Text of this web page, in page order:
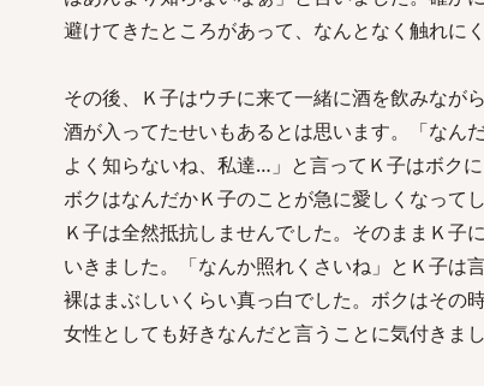
避けてきたところがあって、なんとなく触れに
その後、Ｋ子はウチに来て一緒に酒を飲みなが
酒が入ってたせいもあるとは思います。「なん
よく知らないね、私達…」と言ってＫ子はボクに
ボクはなんだかＫ子のことが急に愛しくなって
Ｋ子は全然抵抗しませんでした。そのままＫ子
いきました。「なんか照れくさいね」とＫ子は
裸はまぶしいくらい真っ白でした。ボクはその
女性としても好きなんだと言うことに気付きま